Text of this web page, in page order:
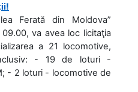
Ferată din Moldova”
va avea loc licitaţia
a 21 locomotive,
- 19 de loturi -
- 2 loturi - locomotive de